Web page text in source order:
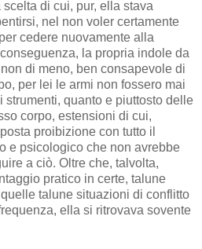
di cui, pur, ella stava
nel non voler certamente
cedere nuovamente alla
la propria indole da
di meno, ben consapevole di
per lei le armi non fossero mai
strumenti, quanto e piuttosto delle
corpo, estensioni di cui,
proibizione con tutto il
e psicologico che non avrebbe
a ciò. Oltre che, talvolta,
pratico in certe, talune
talune situazioni di conflitto
ella si ritrovava sovente